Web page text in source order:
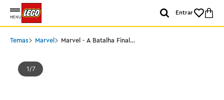
MENU
Entrar
Temas Marvel
Marvel - A Batalha Final
1 7